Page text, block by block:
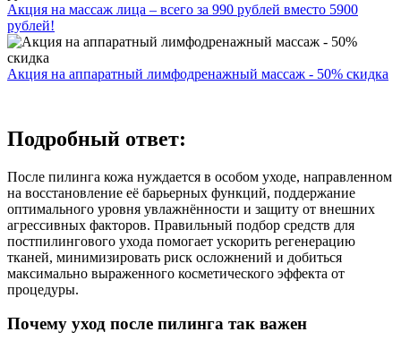
Акция на массаж лица – всего за 990 рублей вместо 5900
рублей!
Акция на аппаратный лимфодренажный массаж - 50% скидка
Подробный ответ:
После пилинга кожа нуждается в особом уходе, направленном
на восстановление её барьерных функций, поддержание
оптимального уровня увлажнённости и защиту от внешних
агрессивных факторов. Правильный подбор средств для
постпилингового ухода помогает ускорить регенерацию
тканей, минимизировать риск осложнений и добиться
максимально выраженного косметического эффекта от
процедуры.
Почему уход после пилинга так важен